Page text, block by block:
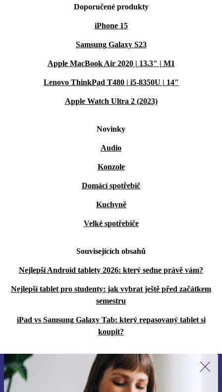
Doporučené produkty
iPhone 15
Samsung Galaxy S23
Apple MacBook Air 2020 | 13.3" | M1
Lenovo ThinkPad T480 | i5-8350U | 14"
Apple Watch Ultra 2 (2023)
Novinky
Audio
Konzole
Domácí spotřebič
Kuchyně
Velké spotřebiče
Souvisejících obsahů
Nejlepší Android tablety 2026: který sedne právě vám?
Nejlepší tablet pro studenty: jak vybrat ještě před začátkem
semestru
iPad vs Samsung Galaxy Tab: který repasovaný tablet si
koupit?
Přihlas se k odběru našich novinek a
ušetři 400 Kč!